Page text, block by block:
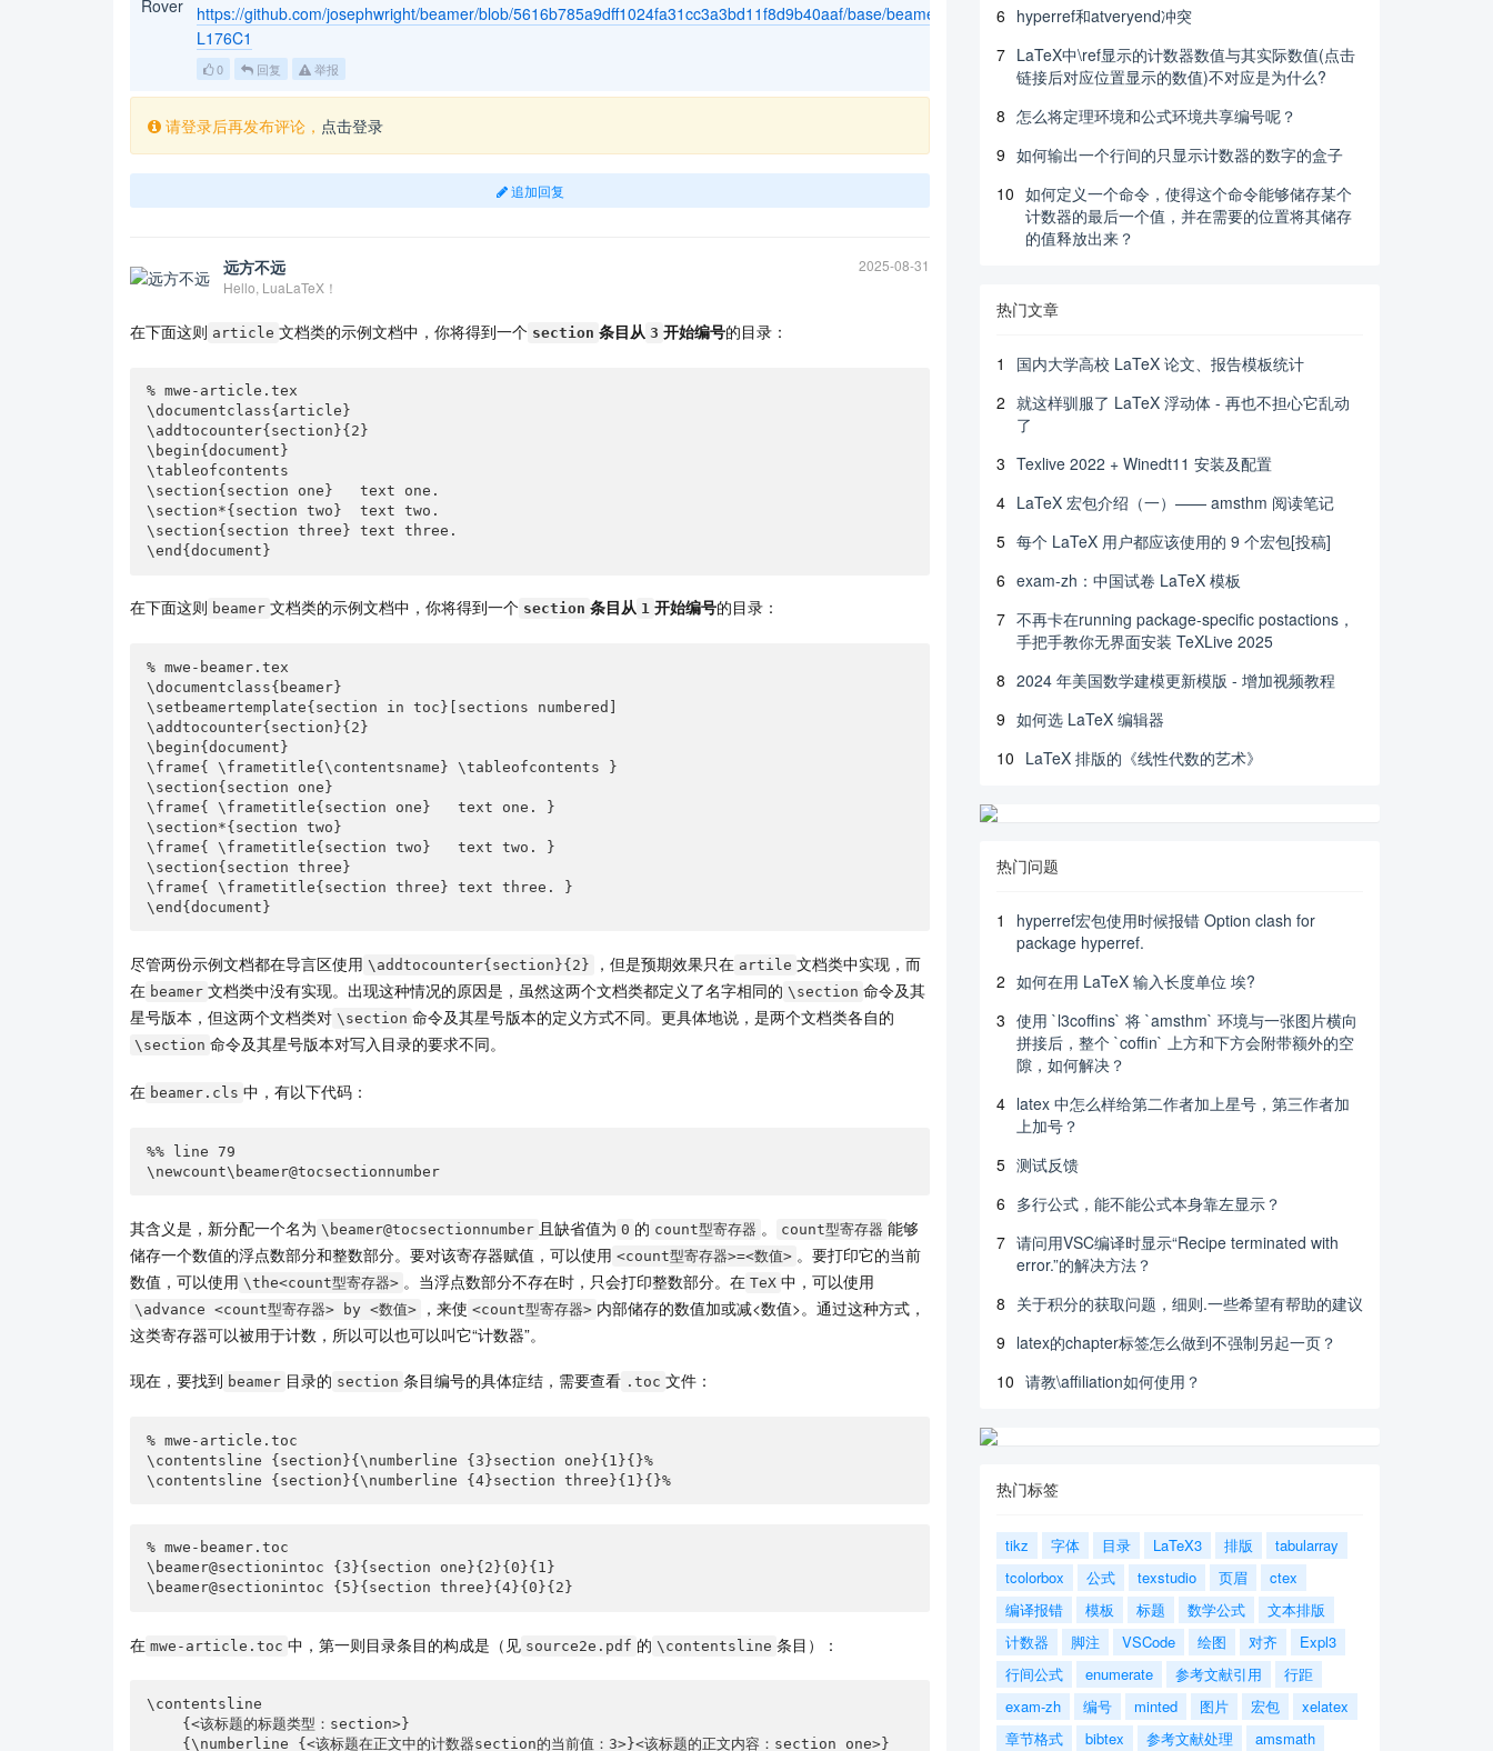
https://github.com/josephwright/beamer/blob/5616b785a9dff1024fa31cc3a3bd11f8d9b40aaf/base/beamerbasesection.sty#L172-
L176C1
0 回复 举报
请登录后再发布评论， 点击登录
追加回复
远方不远
2025-08-31
Hello, LuaLaTeX！
在下面这则 article 文档类的示例文档中，你将得到一个 section 条目从 3 开始编号的目录：
% mwe-article.tex
\documentclass{article}
\addtocounter{section}{2}
\begin{document}
\tableofcontents
\section{section one}   text one.
\section*{section two}  text two.
\section{section three} text three.
\end{document}
在下面这则 beamer 文档类的示例文档中，你将得到一个 section 条目从 1 开始编号的目录：
% mwe-beamer.tex
\documentclass{beamer}
\setbeamertemplate{section in toc}[sections numbered]
\addtocounter{section}{2}
\begin{document}
\frame{ \frametitle{\contentsname} \tableofcontents }
\section{section one}
\frame{ \frametitle{section one}   text one. }
\section*{section two}
\frame{ \frametitle{section two}   text two. }
\section{section three}
\frame{ \frametitle{section three} text three. }
\end{document}
尽管两份示例文档都在导言区使用 \addtocounter{section}{2} ，但是预期效果只在 artile 文档类中实现，而
在 beamer 文档类中没有实现。出现这种情况的原因是，虽然这两个文档类都定义了名字相同的 \section 命令及其
星号版本，但这两个文档类对 \section 命令及其星号版本的定义方式不同。更具体地说，是两个文档类各自的
\section 命令及其星号版本对写入目录的要求不同。
在 beamer.cls 中，有以下代码：
%% line 79
\newcount\beamer@tocsectionnumber
其含义是，新分配一个名为 \beamer@tocsectionnumber 且缺省值为 0 的 count型寄存器 。 count型寄存器 能够
储存一个数值的浮点数部分和整数部分。要对该寄存器赋值，可以使用 <count型寄存器>=<数值> 。要打印它的当前
数值，可以使用 \the<count型寄存器> 。当浮点数部分不存在时，只会打印整数部分。在 TeX 中，可以使用
\advance <count型寄存器> by <数值> ，来使 <count型寄存器> 内部储存的数值加或减<数值>。通过这种方式，
这类寄存器可以被用于计数，所以可以也可以叫它“计数器”。
现在，要找到 beamer 目录的 section 条目编号的具体症结，需要查看 .toc 文件：
% mwe-article.toc
\contentsline {section}{\numberline {3}section one}{1}{}%
\contentsline {section}{\numberline {4}section three}{1}{}%
% mwe-beamer.toc
\beamer@sectionintoc {3}{section one}{2}{0}{1}
\beamer@sectionintoc {5}{section three}{4}{0}{2}
在 mwe-article.toc 中，第一则目录条目的构成是（见 source2e.pdf 的 \contentsline 条目）：
\contentsline
6 hyperref和atveryend冲突
7 LaTeX中\ref显示的计数器数值与其实际数值(点击
链接后对应位置显示的数值)不对应是为什么?
8 怎么将定理环境和公式环境共享编号呢？
9 如何输出一个行间的只显示计数器的数字的盒子
10 如何定义一个命令，使得这个命令能够储存某个
计数器的最后一个值，并在需要的位置将其储存
的值释放出来？
热门文章
1
国内大学高校 LaTeX 论文、报告模板统计
2 就这样驯服了 LaTeX 浮动体 - 再也不担心它乱动
了
3 Texlive 2022 + Winedt11 安装及配置
4 LaTeX 宏包介绍（一）—— amsthm 阅读笔记
5 每个 LaTeX 用户都应该使用的 9 个宏包[投稿]
6 exam-zh：中国试卷 LaTeX 模板
7 不再卡在running package-specific postactions，
手把手教你无界面安装 TeXLive 2025
8 2024 年美国数学建模更新模版 - 增加视频教程
9 如何选 LaTeX 编辑器
10 LaTeX 排版的《线性代数的艺术》
热门问题
1
hyperref宏包使用时候报错 Option clash for
package hyperref.
2 如何在用 LaTeX 输入长度单位 埃?
3 使用 `l3coffins` 将 `amsthm` 环境与一张图片横向
拼接后，整个 `coffin` 上方和下方会附带额外的空
隙，如何解决？
4 latex 中怎么样给第二作者加上星号，第三作者加
上加号？
5 测试反馈
6 多行公式，能不能公式本身靠左显示？
7 请问用VSC编译时显示“Recipe terminated with
error.”的解决方法？
8 关于积分的获取问题，细则.一些希望有帮助的建议
9 latex的chapter标签怎么做到不强制另起一页？
10 请教\affiliation如何使用？
热门标签
tikz 字体 目录 LaTeX3 排版
tabularray
tcolorbox
公式 texstudio 页眉
ctex
编译报错
模板 标题 数学公式
文本排版
计数器
脚注 VSCode 绘图 对齐
Expl3
行间公式
enumerate 参考文献引用
行距
exam-zh
编号 minted 图片 宏包
xelatex
章节格式
bibtex 参考文献处理
amsmath